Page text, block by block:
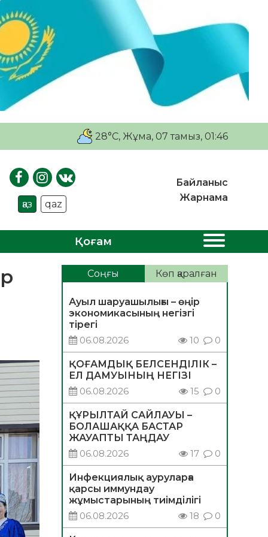
28°C, Жұма, 07 тамыз, 01:46
қаз qaz
Байланыс
Жарнама
Қоғам
Соңғы Көп қаралған
Ауыл шаруашылығы – өңір
экономикасының негізгі
тірегі
06.08.2026
10 0
ҚОҒАМДЫҚ БЕЛСЕНДІЛІК –
ЕЛ ДАМУЫНЫҢ НЕГІЗІ
06.08.2026
15 0
ҚҰРЫЛТАЙ САЙЛАУЫ –
БОЛАШАҚҚА БАСТАР
ЖАУАПТЫ ТАҢДАУ
06.08.2026
17 0
Инфекциялық ауруларға
қарсы иммундау
жұмыстарының тиімділігі
06.08.2026
18 0